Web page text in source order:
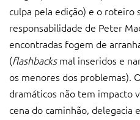
culpa pela edição) e o roteiro
responsabilidade de Peter
encontradas fogem de
(flashbacksmal inseridos e
os menores dos problemas).
dramáticos não tem impacto
cena do caminhão, delegacia